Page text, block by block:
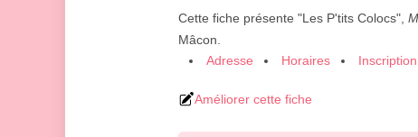
Cette fiche présente "Les P'tits Colocs",
Mâcon.
Adresse
Horaires Inscription
Améliorer cette fiche